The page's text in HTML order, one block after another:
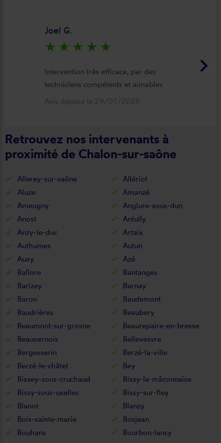
keyboard_arrow_right
Joel G.
star_rate star_rate star_rate star_rate star_rate
Intervention très efficace, par des
techniciens compétents et aimables
Avis déposé le 29/07/2026
Retrouvez nos intervenants à
proximité de Chalon-sur-saône
Allerey-sur-saône
Allériot
Aluze
Amanzé
Ameugny
Anglure-sous-dun
Anost
Antully
Anzy-le-duc
Artaix
Authumes
Autun
Auxy
Azé
Ballore
Bantanges
Barizey
Barnay
Baron
Baudemont
Baudrières
Beaubery
Beaumont-sur-grosne
Beaurepaire-en-bresse
Beauvernois
Bellevesvre
Bergesserin
Berzé-la-ville
Berzé-le-châtel
Bey
Bissey-sous-cruchaud
Bissy-la-mâconnaise
Bissy-sous-uxelles
Bissy-sur-fley
Blanot
Blanzy
Bois-sainte-marie
Bosjean
Bouhans
Bourbon-lancy